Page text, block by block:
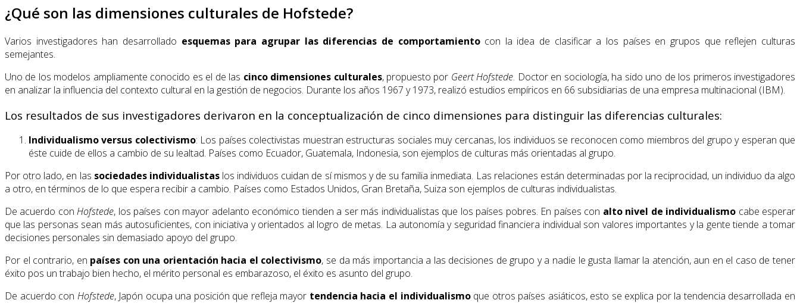
¿Qué son las dimensiones culturales de Hofstede?
Varios investigadores han desarrollado esquemas para agrupar las diferencias de comportamientocon la idea de clasificar a los países en grupos que reflejen culturas
semejantes.
Uno de los modelos ampliamente conocido es el de las cinco dimensiones culturales, propuesto por Geert Hofstede. Doctor en sociología, ha sido uno de los primeros investigadores
en analizar la influencia del contexto cultural en la gestión de negocios. Durante los años 1967 y 1973, realizó estudios empíricos en 66 subsidiarias de una empresa multinacional (IBM).
Los resultados de sus investigadores derivaron en la conceptualización de cinco dimensiones para distinguir las diferencias culturales:
Individualismo versus colectivismo: Los países colectivistas muestran estructuras sociales muy cercanas, los individuos se reconocen como miembros del grupo y esperan que
éste cuide de ellos a cambio de su lealtad. Países como Ecuador, Guatemala, Indonesia, son ejemplos de culturas más orientadas al grupo.
Por otro lado, en las sociedades individualistaslos individuos cuidan de sí mismos y de su familia inmediata. Las relaciones están determinadas por la reciprocidad, un individuo da algo
a otro, en términos de lo que espera recibir a cambio. Países como Estados Unidos, Gran Bretaña, Suiza son ejemplos de culturas individualistas.
De acuerdo conHofstede, los países con mayor adelanto económico tienden a ser más individualistas que los países pobres. En países con alto nivel de individualismo cabe esperar
que las personas sean más autosuficientes, con iniciativa y orientados al logro de metas. La autonomía y seguridad financiera individual son valores importantes y la gente tiende a tomar
decisiones personales sin demasiado apoyo del grupo.
Por el contrario, en países con una orientación hacia el colectivismo, se da más importancia a las decisiones de grupo y a nadie le gusta llamar la atención, aun en el caso de tener
éxito pos un trabajo bien hecho, el mérito personal es embarazoso, el éxito es asunto del grupo.
De acuerdo con Hofstede, Japón ocupa una posición que refleja mayor tendencia hacia el individualismo que otros países asiáticos, esto se explica por la tendencia desarrollada en